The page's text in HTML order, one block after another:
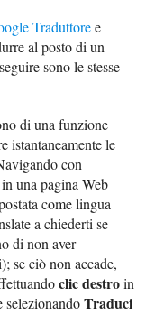
Traduttoree
al posto di un
sono le stesse
di una funzione
istantaneamente le
con
una pagina Web
come lingua
a chiederti se
di non aver
se ciò non accade,
clic destroin
selezionandoTraduci